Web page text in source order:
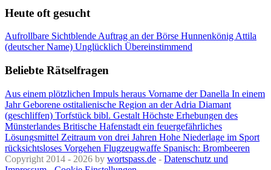
Heute oft gesucht
Aufrollbare SichtblendeAuftrag an der Börse Hunnenkönig Attila
(deutscher Name) Unglücklich Übereinstimmend
Beliebte Rätselfragen
Aus einem plötzlichen Impuls heraus Vorname der Danella In einem
Jahr Geborene ostitalienische Region an der Adria Diamant
(geschliffen) Torfstück bibl. Gestalt Höchste Erhebungen des
Münsterlandes Britische Hafenstadt ein feuergefährliches
Lösungsmittel Zeitraum von drei Jahren Hohe Niederlage im Sport
rücksichtsloses Vorgehen Flugzeugwaffe Spanisch: Brombeeren
Copyright 2014 - 2026 by wortspass.de - Datenschutz und